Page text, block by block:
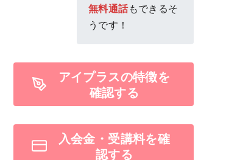
無料通話もできるそ
うです！
アイプラスの特徴を
確認する
入会金・受講料を確
認する